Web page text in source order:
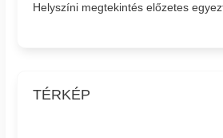
Helyszíni megtekintés előzetes
TÉRKÉP